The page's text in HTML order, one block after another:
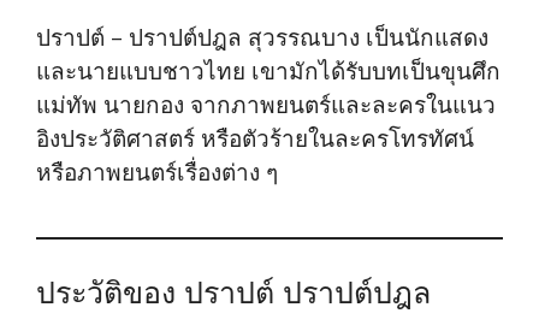
ปราปต์ – ปราปต์ปฎล สุวรรณบาง เป็นนักแสดง
และนายแบบชาวไทย เขามักได้รับบทเป็นขุนศึก
แม่ทัพ นายกอง จากภาพยนตร์และละครในแนว
อิงประวัติศาสตร์ หรือตัวร้ายในละครโทรทัศน์
หรือภาพยนตร์เรื่องต่าง ๆ
ประวัติของ ปราปต์ ปราปต์ปฎล